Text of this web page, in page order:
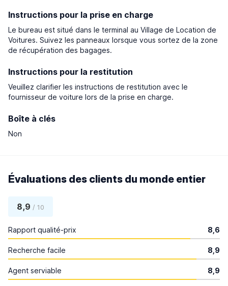
Instructions pour la prise en charge
Le bureau est situé dans le terminal au Village de Location de
Voitures. Suivez les panneaux lorsque vous sortez de la zone
de récupération des bagages.
Instructions pour la restitution
Veuillez clarifier les instructions de restitution avec le
fournisseur de voiture lors de la prise en charge.
Boîte à clés
Non
Évaluations des clients du monde entier
8,9 / 10
Rapport qualité-prix 8,6
Recherche facile 8,9
Agent serviable 8,9